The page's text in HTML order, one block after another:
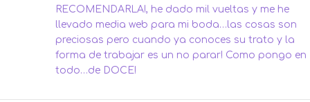
RECOMENDARLA!, he dado mil vueltas y me he
llevado media web para mi boda…las cosas son
preciosas pero cuando ya conoces su trato y la
forma de trabajar es un no parar! Como pongo en
todo…de DOCE!